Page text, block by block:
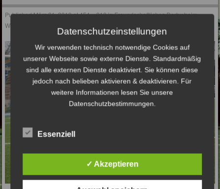
PublishedMärz 21, 2019at454 × 310inFreundschaftliches Derby beim
Willinghusener SC
Datenschutzeinstellungen
Wir verwenden technisch notwendige Cookies auf
unserer Webseite sowie externe Dienste. Standardmäßig
sind alle externen Dienste deaktiviert. Sie können diese
jedoch nach belieben aktivieren & deaktivieren. Für
weitere Informationen lesen Sie unsere
Datenschutzbestimmungen.
Essenziell
✓ Akzeptieren